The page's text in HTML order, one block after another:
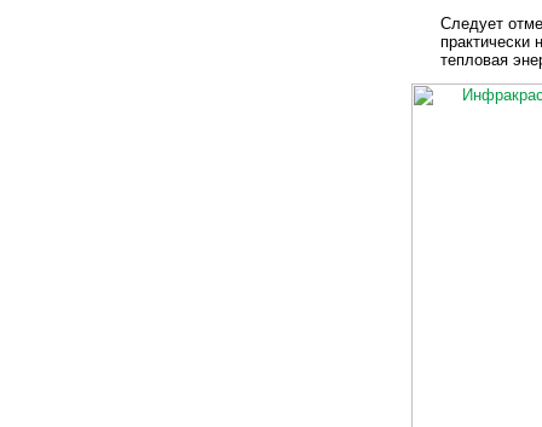
Следует
практически
тепловая